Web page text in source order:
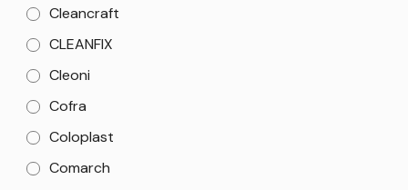
Cleancraft
CLEANFIX
Cleoni
Cofra
Coloplast
Comarch